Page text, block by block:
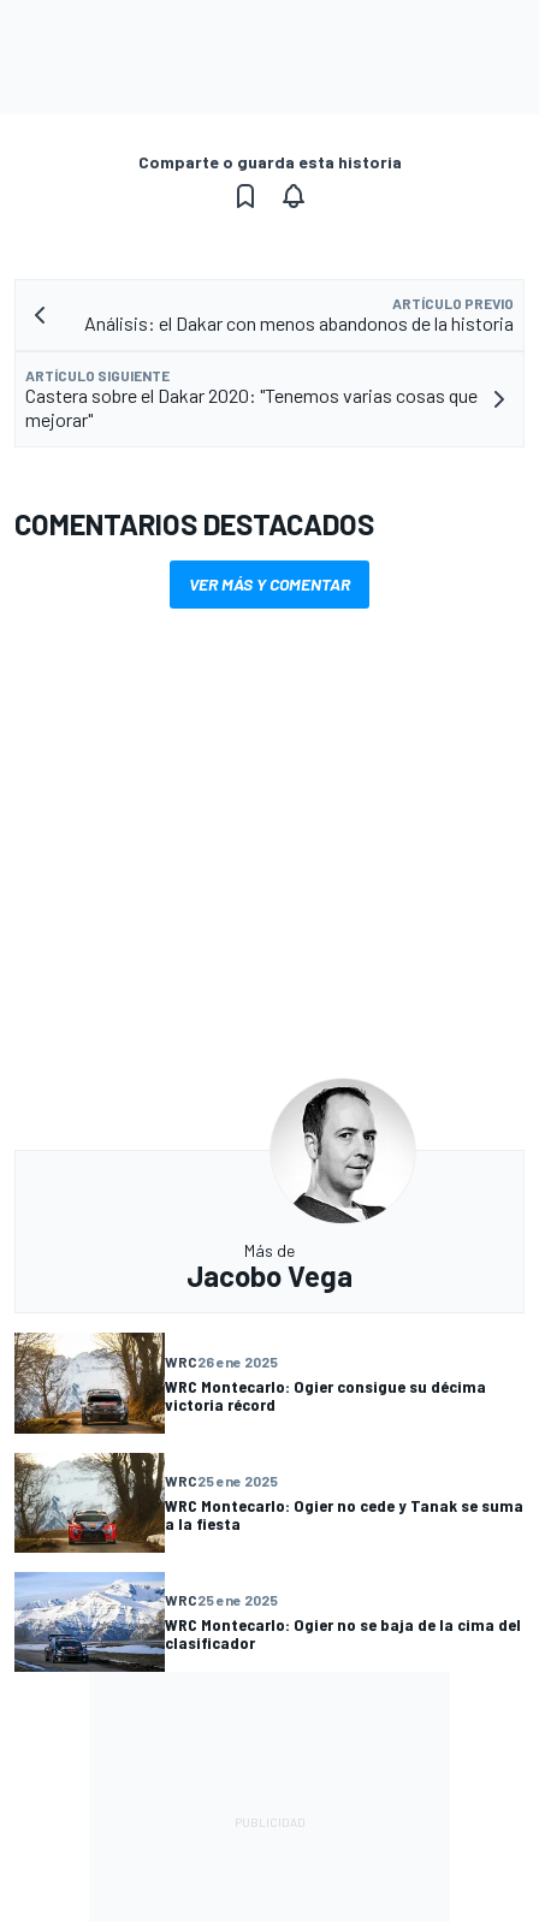
Comparte o guarda esta historia
ARTÍCULO PREVIO
Análisis: el Dakar con menos abandonos de la historia
ARTÍCULO SIGUIENTE
Castera sobre el Dakar 2020: "Tenemos varias cosas que
mejorar"
COMENTARIOS DESTACADOS
VER MÁS Y COMENTAR
Más de
Jacobo Vega
WRC26 ene 2025
WRC Montecarlo: Ogier consigue su décima
victoria récord
WRC25 ene 2025
WRC Montecarlo: Ogier no cede y Tanak se suma
a la fiesta
WRC25 ene 2025
WRC Montecarlo: Ogier no se baja de la cima del
clasificador